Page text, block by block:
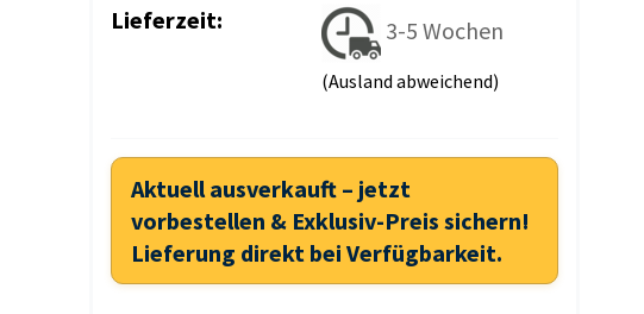
Lieferzeit: 3-5 Wochen
(Ausland abweichend)
Aktuell ausverkauft – jetzt
vorbestellen & Exklusiv-Preis sichern!
Lieferung direkt bei Verfügbarkeit.